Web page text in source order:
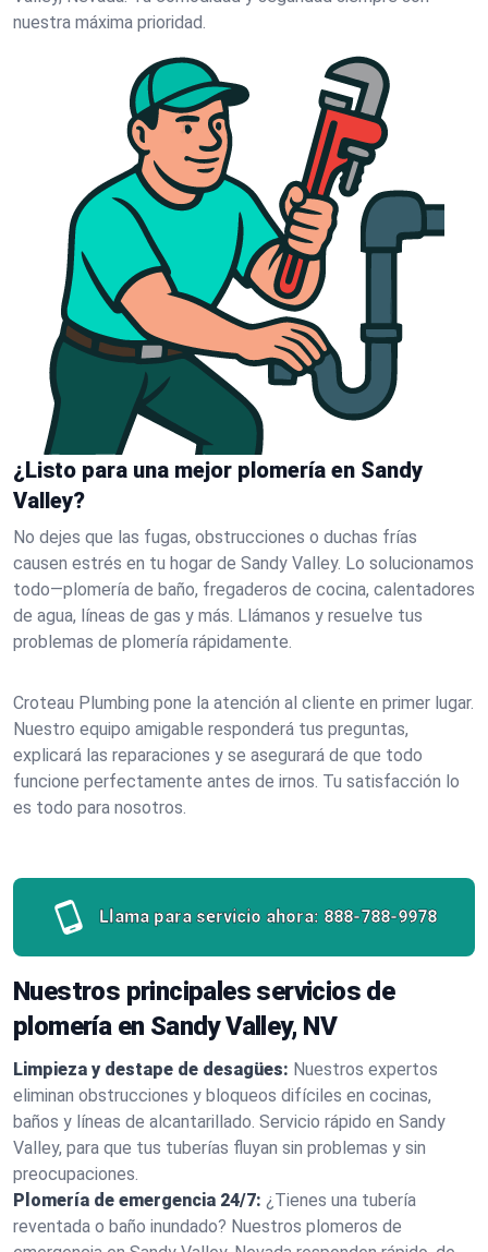
nuestra máxima prioridad.
¿Listo para una mejor plomería en Sandy
Valley?
No dejes que las fugas, obstrucciones o duchas frías
causen estrés en tu hogar de Sandy Valley. Lo solucionamos
todo—plomería de baño, fregaderos de cocina, calentadores
de agua, líneas de gas y más. Llámanos y resuelve tus
problemas de plomería rápidamente.
Croteau Plumbing pone la atención al cliente en primer lugar.
Nuestro equipo amigable responderá tus preguntas,
explicará las reparaciones y se asegurará de que todo
funcione perfectamente antes de irnos. Tu satisfacción lo
es todo para nosotros.
Llama para servicio ahora: 888-788-9978
Nuestros principales servicios de
plomería en Sandy Valley, NV
Limpieza y destape de desagües: Nuestros expertos
eliminan obstrucciones y bloqueos difíciles en cocinas,
baños y líneas de alcantarillado. Servicio rápido en Sandy
Valley, para que tus tuberías fluyan sin problemas y sin
preocupaciones.
Plomería de emergencia 24/7: ¿Tienes una tubería
reventada o baño inundado? Nuestros plomeros de